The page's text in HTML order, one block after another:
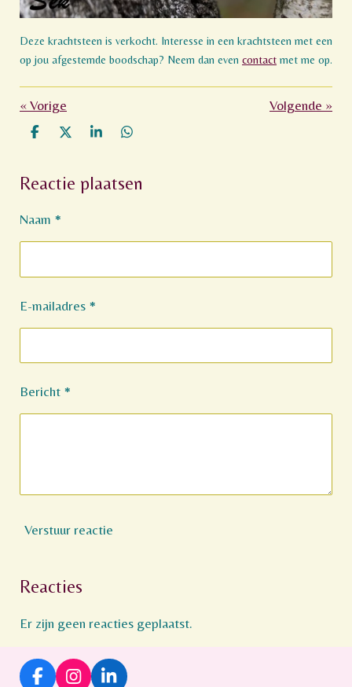
Deze krachtsteen is verkocht. Interesse in een krachtsteen met een
op jou afgestemde boodschap? Neem dan even contact met me op.
« Vorige Volgende »
D
e
D
l
S
r
D
e
Reactie plaatsen
Naam *
E-mailadres *
Bericht *
Verstuur reactie
Reacties
Er zijn geen reacties geplaatst.
F I L